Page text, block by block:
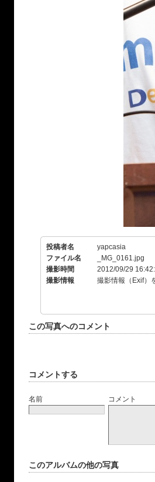
投稿者名
yapcasia
ファイル名
_MG_0161.jpg
撮影時間
2012/09/29
撮影情報
撮影情報（Exif）
この写真へのコメント
コメントする
名前 コメント
このアルバムの他の写真